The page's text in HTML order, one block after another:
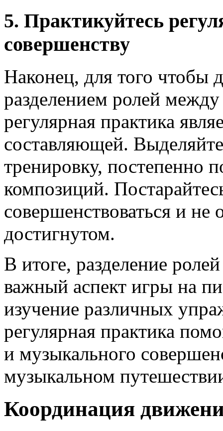
5. Практикуйтесь
совершенству
Наконец, для того чтобы
разделением ролей
регулярная практика
составляющей.
тренировку, постепенно
композиций.
совершенствоваться и не
достигнутом.
В итоге, разделение
важный аспект игры на
изучение различных
регулярная практика
и музыкального
музыкальном
Координация